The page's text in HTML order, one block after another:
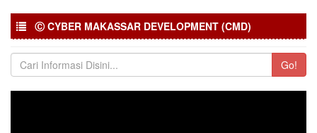
Ⓒ CYBER MAKASSAR DEVELOPMENT (CMD)
Go!